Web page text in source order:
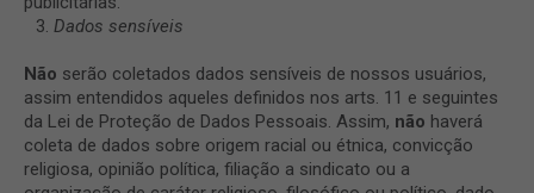
Dados sensíveis
Não serão coletados dados sensíveis de nossos usuários,
assim entendidos aqueles definidos nos arts. 11 e seguintes
da Lei de Proteção de Dados Pessoais. Assim, não haverá
coleta de dados sobre origem racial ou étnica, convicção
religiosa, opinião política, filiação a sindicato ou a